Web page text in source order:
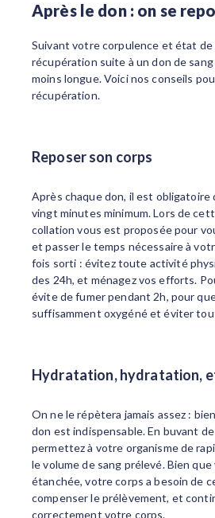
Après le don : on se
Suivant votre corpulence et état de
récupération suite à un don de
moins longue. Voici nos conseils
récupération.
Reposer son corps
Après chaque don, il est obligatoire
vingt minutes minimum. Lors de
collation vous est proposée pour
et passer le temps nécessaire à
fois sorti : évitez toute activité
des 24h, et ménagez vos efforts.
évite de fumer pendant 2h, pour
suffisamment oxygéné et éviter
Hydratation, hydratation,
On ne le répètera jamais assez :
don est indispensable. En buvant de
permettez à votre organisme de
le volume de sang prélevé. Bien
étanchée, votre corps a besoin de
compenser le prélèvement, et
correctement votre corps.